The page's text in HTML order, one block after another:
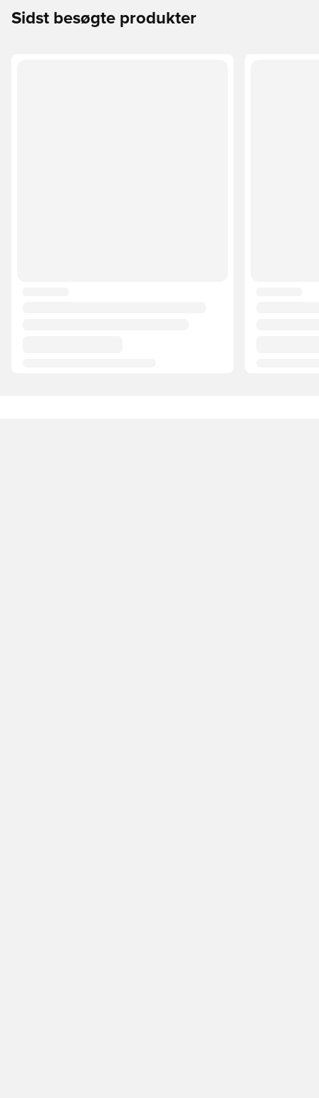
Sidst besøgte produkter